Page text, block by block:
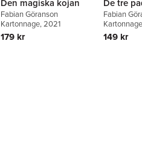
Den magiska kojan
Fabian Göranson
Kartonnage, 2021
179 kr
De tre
Fabian
Kartonnage
149 kr